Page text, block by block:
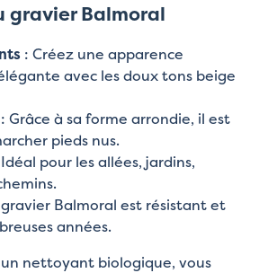
gravier Balmoral
: Créez une apparence
avec les doux tons beige
: Grâce à sa forme arrondie, il est
pieds nus.
pour les allées, jardins,
Balmoral est résistant et
années.
un nettoyant biologique, vous